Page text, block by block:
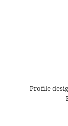
Profile